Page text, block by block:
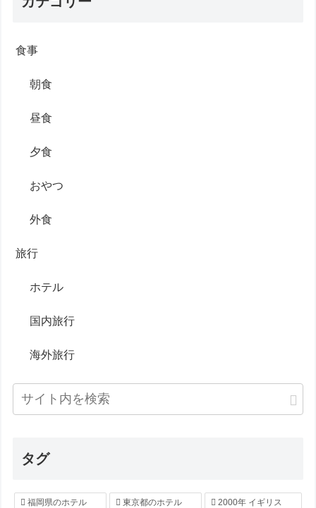
食事
朝食
昼食
夕食
おやつ
外食
旅行
ホテル
国内旅行
海外旅行
タグ
福岡県のホテル 東京都のホテル 2000年 イギリス